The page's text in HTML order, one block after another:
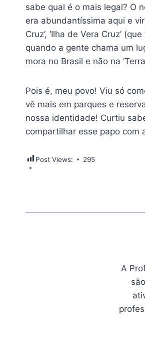
sabe qual é o mais legal? O
era abundantíssima aqui e
Cruz’, ‘Ilha de Vera Cruz’
quando a gente chama um
mora no Brasil e não na
Pois é, meu povo! Viu só
vê mais em parques e
nossa identidade! Curtiu
compartilhar esse papo com
Post Views: 295
A